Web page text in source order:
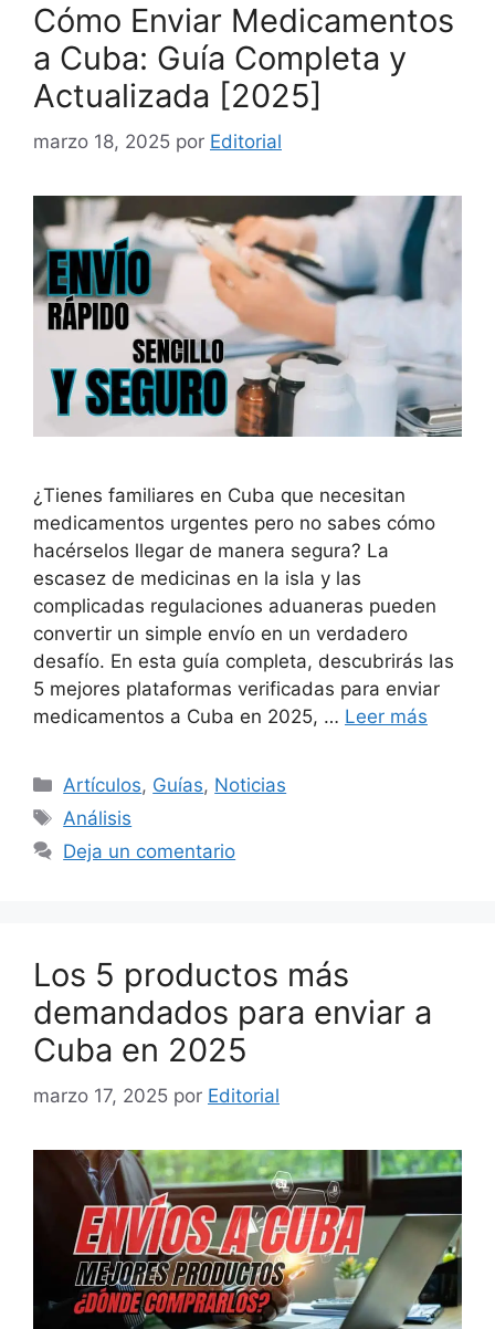
Cómo Enviar Medicamentos
a Cuba: Guía Completa y
Actualizada [2025]
marzo 18, 2025 por Editorial
¿Tienes familiares en Cuba que necesitan
medicamentos urgentes pero no sabes cómo
hacérselos llegar de manera segura? La
escasez de medicinas en la isla y las
complicadas regulaciones aduaneras pueden
convertir un simple envío en un verdadero
desafío. En esta guía completa, descubrirás las
5 mejores plataformas verificadas para enviar
medicamentos a Cuba en 2025, … Leer más
Categorías
Artículos, Guías, Noticias
Etiquetas
Análisis
Deja un comentario
Los 5 productos más
demandados para enviar a
Cuba en 2025
marzo 17, 2025 por Editorial